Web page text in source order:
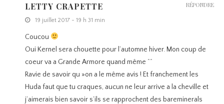
LETTY CRAPETTE
19 juillet 2017 - 19 h 31 min
Coucou
Oui Kernel sera chouette pour l’automne hiver. Mon coup de
coeur va a Grande Armore quand même ^^
Ravie de savoir qu »on a le même avis ! Et franchement les
Huda faut que tu craques, aucun ne leur arrive a la cheville et
j’aimerais bien savoir s’ils se rapprochent des bareminerals
RÉPONDRE